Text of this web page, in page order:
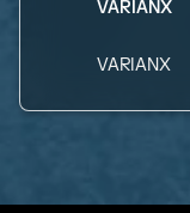
VARIANX